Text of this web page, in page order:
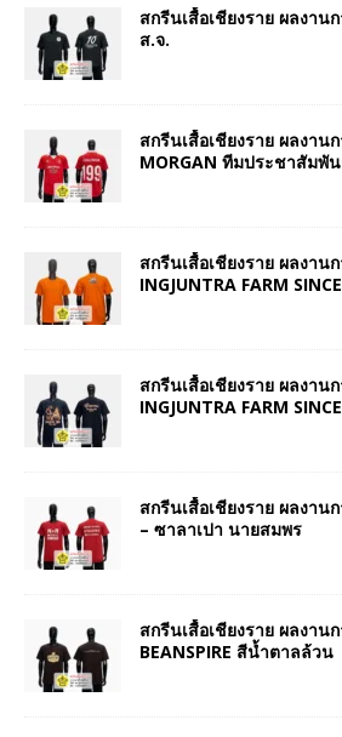
สกรีนเสื้อเชียงราย ผลงาน
ส.จ.
สกรีนเสื้อเชียงราย ผลงาน
MORGAN ทีมประชาสัมพั
สกรีนเสื้อเชียงราย ผลงาน
INGJUNTRA FARM
สกรีนเสื้อเชียงราย ผลงาน
INGJUNTRA FARM
สกรีนเสื้อเชียงราย ผลงา
– ซาลาเปา นายสมพร
สกรีนเสื้อเชียงราย ผลงาน
BEANSPIRE สีน้ำตาลล้วน